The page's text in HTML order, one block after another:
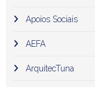
Apoios Sociais
AEFA
ArquitecTuna